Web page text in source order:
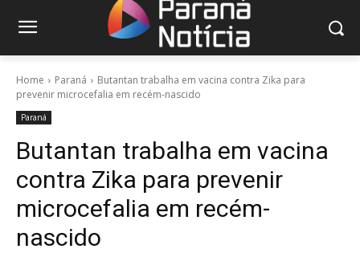
Home Paraná
Butantan trabalha em vacina contra Zika para
prevenir microcefalia em recém-nascido
Paraná
Butantan trabalha em vacina
contra Zika para prevenir
microcefalia em recém-
nascido